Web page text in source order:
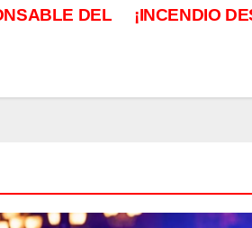
¡INCENDIO
DEL